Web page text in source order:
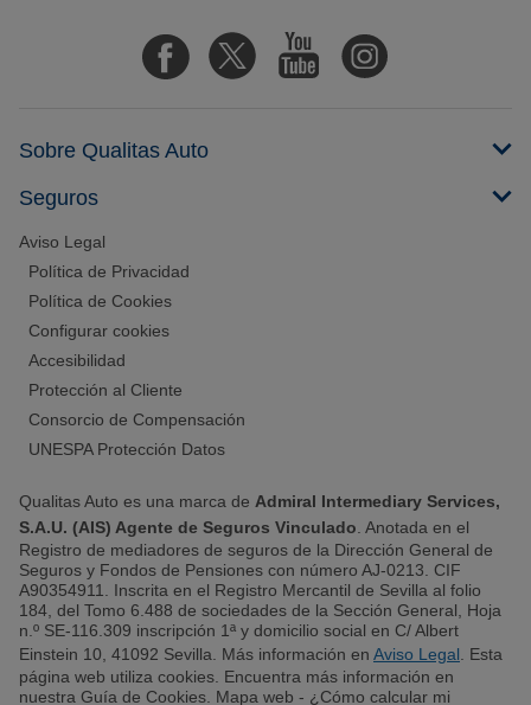
Sobre Qualitas Auto
Seguros
Aviso Legal
Política de Privacidad
Política de Cookies
Configurar cookies
Accesibilidad
Protección al Cliente
Consorcio de Compensación
UNESPA Protección Datos
Qualitas Auto es una marca de Admiral Intermediary Services,
S.A.U. (AIS) Agente de Seguros Vinculado . Anotada en el
Registro de mediadores de seguros de la Dirección General de
Seguros y Fondos de Pensiones con número AJ-0213. CIF
A90354911. Inscrita en el Registro Mercantil de Sevilla al folio
184, del Tomo 6.488 de sociedades de la Sección General, Hoja
n.º SE-116.309 inscripción 1ª y domicilio social en C/ Albert
Einstein 10, 41092 Sevilla. Más información en Aviso Legal . Esta
página web utiliza cookies. Encuentra más información en
nuestra Guía de Cookies. Mapa web - ¿Cómo calcular mi